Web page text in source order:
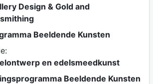
Design & Gold and
Beeldende Kunsten
en edelsmeedkunst
Beeldende Kunsten